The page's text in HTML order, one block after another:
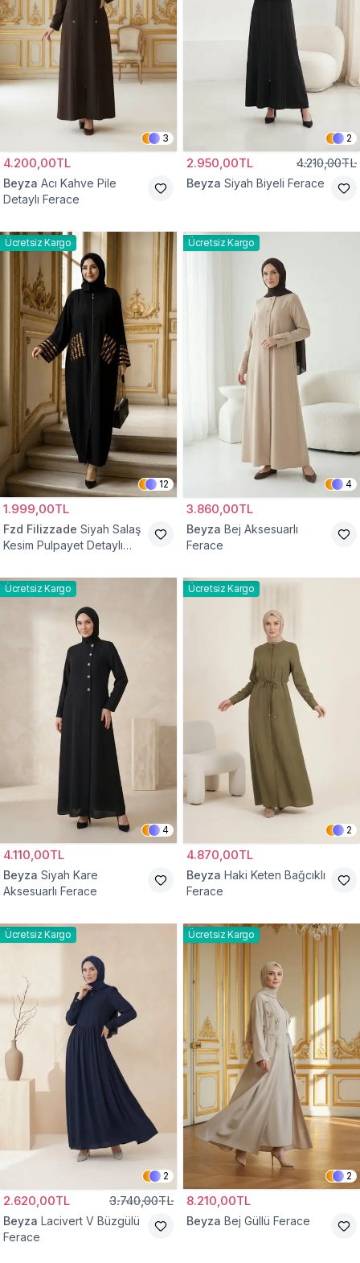
3
4.200,00TL
Beyza Acı Kahve Pile
Detaylı Ferace
2
2.950,00TL 4.210,00TL
Beyza Siyah Biyeli Ferace
Ücretsiz Kargo
12
1.999,00TL
Fzd Filizzade Siyah Salaş
Kesim Pulpayet Detaylı
Ücretsiz Kargo
4
3.860,00TL
Beyza Bej Aksesuarlı
Ferace
Ücretsiz Kargo
4
4.110,00TL
Beyza Siyah Kare
Aksesuarlı Ferace
Ücretsiz Kargo
2
4.870,00TL
Beyza Haki Keten Bağcıklı
Ferace
Ücretsiz Kargo
2
2.620,00TL 3.740,00TL
Beyza Lacivert V Büzgülü
Ferace
Ücretsiz Kargo
2
8.210,00TL
Beyza Bej Güllü Ferace